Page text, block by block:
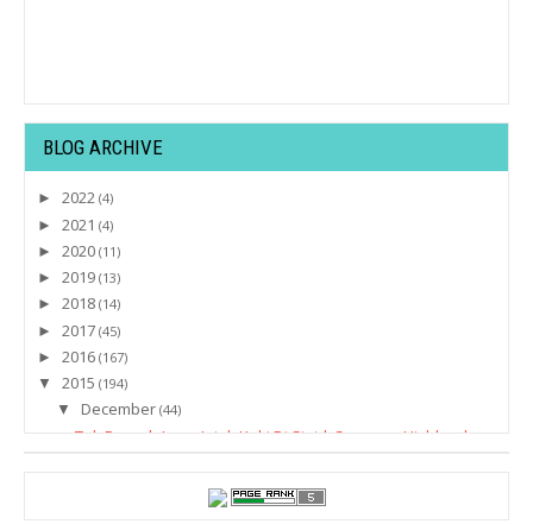
BLOG ARCHIVE
► 2022 (4)
► 2021 (4)
► 2020 (11)
► 2019 (13)
► 2018 (14)
► 2017 (45)
► 2016 (167)
▼ 2015 (194)
▼ December (44)
Tak Pernah Jemu Jejak Kaki Di Sini | Cameron Highland
Anak Ikan Paus Kelasa Mati Terdampar di Labuan
30 KEAJAIBAN SELAWAT KE ATAS NABI MUHAMMAD S.A.W